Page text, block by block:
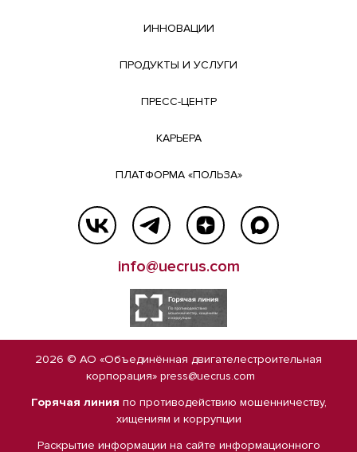
ИННОВАЦИИ
ПРОДУКТЫ И УСЛУГИ
ПРЕСС-ЦЕНТР
КАРЬЕРА
ПЛАТФОРМА «ПОЛЬЗА»
info@uecrus.com
2026 © АО «Объединённая двигателестроительная
корпорация» press@uecrus.com
Горячая линия по противодействию мошенничеству,
хищениям и коррупции
Раскрытие информации на сайте информационного